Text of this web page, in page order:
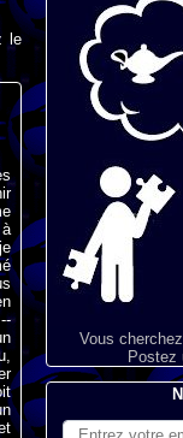
le
Vous
Postez